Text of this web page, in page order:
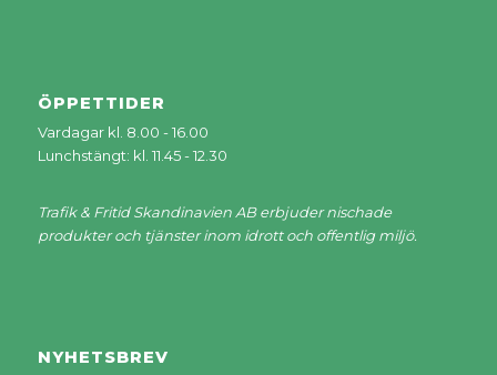
ÖPPETTIDER
Vardagar kl. 8.00 - 16.00
Lunchstängt: kl. 11.45 - 12.30
Trafik & Fritid Skandinavien AB erbjuder nischade
produkter och tjänster inom idrott och offentlig miljö.
NYHETSBREV